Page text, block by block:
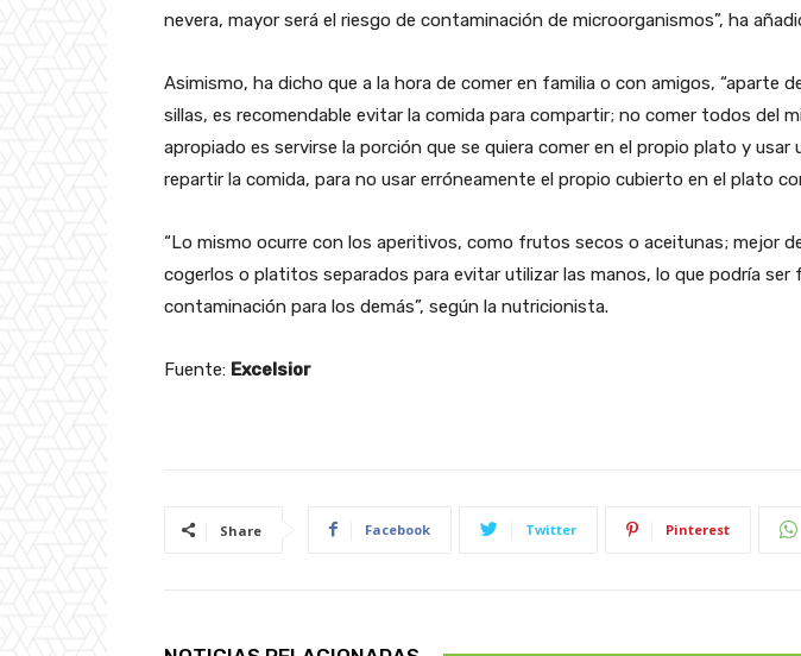
nevera, mayor será el riesgo de contaminación de microorganismos”, ha
Asimismo, ha dicho que a la hora de comer en familia o con amigos, “aparte
sillas, es recomendable evitar la comida para compartir; no comer todos del
apropiado es servirse la porción que se quiera comer en el propio plato y usar
repartir la comida, para no usar erróneamente el propio cubierto en el plato
“Lo mismo ocurre con los aperitivos, como frutos secos o aceitunas; mejor
cogerlos o platitos separados para evitar utilizar las manos, lo que podría ser
contaminación para los demás”, según la nutricionista.
Fuente: Excelsior
Share Facebook Twitter Pinterest